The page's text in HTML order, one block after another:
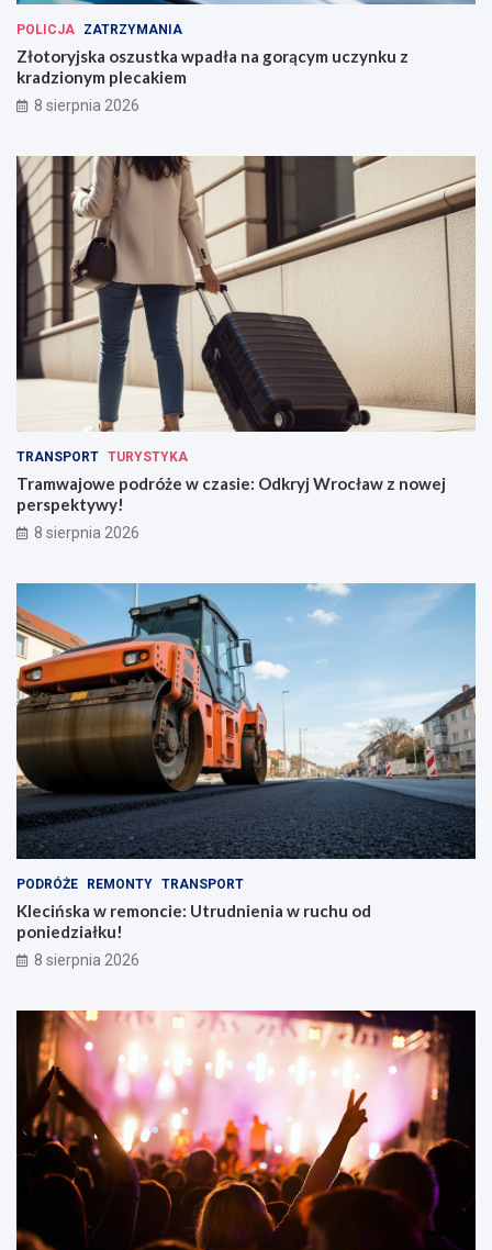
POLICJA ZATRZYMANIA
Złotoryjska oszustka wpadła na gorącym uczynku z
kradzionym plecakiem
8 sierpnia 2026
TRANSPORT TURYSTYKA
Tramwajowe podróże w czasie: Odkryj Wrocław z nowej
perspektywy!
8 sierpnia 2026
PODRÓŻE REMONTY TRANSPORT
Klecińska w remoncie: Utrudnienia w ruchu od
poniedziałku!
8 sierpnia 2026